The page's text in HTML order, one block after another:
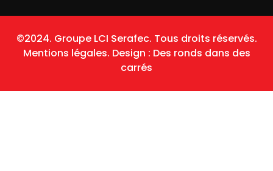
©2024. Groupe LCI Serafec. Tous droits réservés.
Mentions légales. Design : Des ronds dans des
carrés